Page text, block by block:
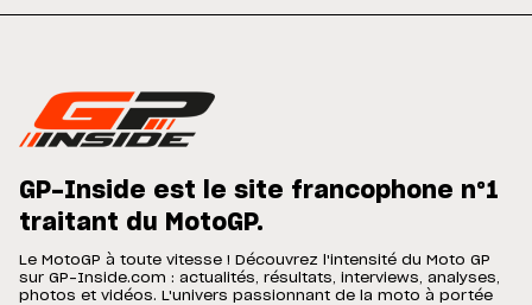
GP-Inside est le site francophone n°1
traitant du MotoGP.
Le MotoGP à toute vitesse ! Découvrez l'intensité du Moto GP
sur GP-Inside.com : actualités, résultats, interviews, analyses,
photos et vidéos. L'univers passionnant de la moto à portée